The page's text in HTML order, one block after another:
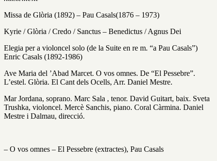
Missa de Glòria (1892) – Pau Casals(1876 – 1973)
Kyrie / Glòria / Credo / Sanctus – Benedictus / Agnus Dei
Elegia per a violoncel solo (de la Suite en re m. “a Pau Casals”)
Enric Casals (1892-1986)
Ave Maria del ’Abad Marcet. O vos omnes. De “El Pessebre”.
L’estel. Glòria. El Cant dels Ocells, Arr. Daniel Mestre.
Mar Jordana, soprano. Marc Sala , tenor. David Guitart, baix. Sveta
Trushka, violoncel. Mercè Sanchis, piano. Coral Càrmina. Daniel
Mestre i Dalmau, direcció.
– O vos omnes – El Pessebre (extractes), Pau Casals